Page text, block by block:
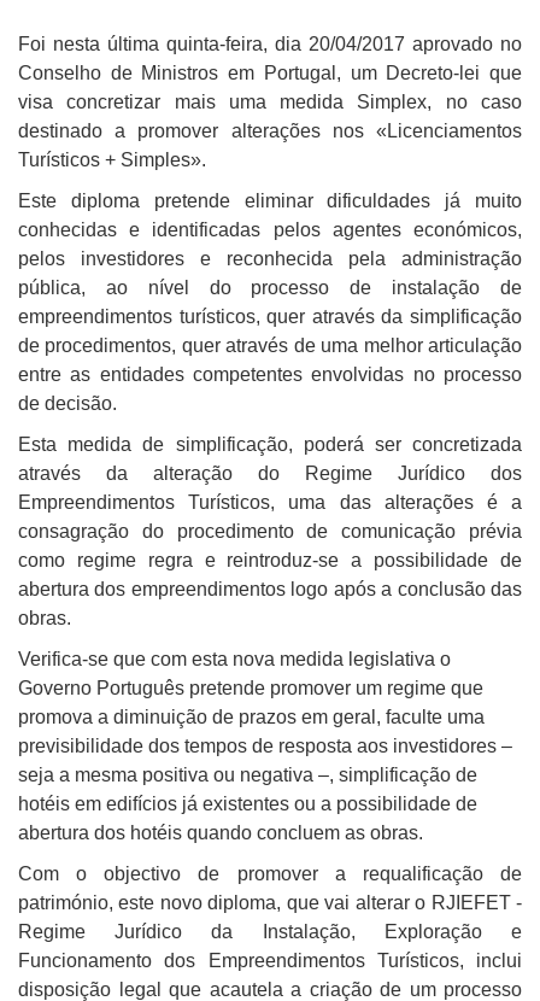
Foi nesta última quinta-feira, dia 20/04/2017 aprovado no
Conselho de Ministros em Portugal, um Decreto-lei que
visa concretizar mais uma medida Simplex, no caso
destinado a promover alterações nos «Licenciamentos
Turísticos + Simples».
Este diploma pretende eliminar dificuldades já muito
conhecidas e identificadas pelos agentes económicos,
pelos investidores e reconhecida pela administração
pública, ao nível do processo de instalação de
empreendimentos turísticos, quer através da simplificação
de procedimentos, quer através de uma melhor articulação
entre as entidades competentes envolvidas no processo
de decisão.
Esta medida de simplificação, poderá ser concretizada
através da alteração do Regime Jurídico dos
Empreendimentos Turísticos, uma das alterações é a
consagração do procedimento de comunicação prévia
como regime regra e reintroduz-se a possibilidade de
abertura dos empreendimentos logo após a conclusão das
obras.
Verifica-se que com esta nova medida legislativa o
Governo Português pretende promover um regime que
promova a diminuição de prazos em geral, faculte uma
previsibilidade dos tempos de resposta aos investidores –
seja a mesma positiva ou negativa –, simplificação de
hotéis em edifícios já existentes ou a possibilidade de
abertura dos hotéis quando concluem as obras.
Com o objectivo de promover a requalificação de
património, este novo diploma, que vai alterar o RJIEFET -
Regime Jurídico da Instalação, Exploração e
Funcionamento dos Empreendimentos Turísticos, inclui
disposição legal que acautela a criação de um processo